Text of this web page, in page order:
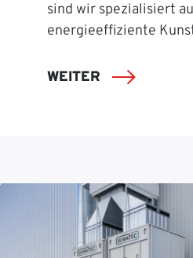
sind wir spezialisiert
energieeffiziente
WEITER